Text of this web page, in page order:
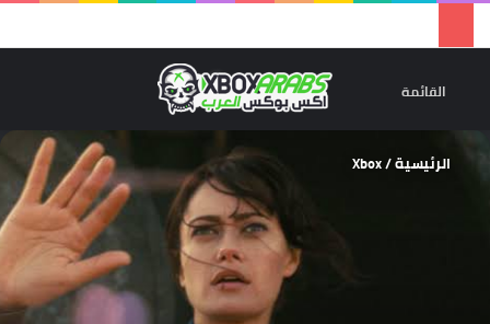
القائمة
الرئيسية/
Xbox